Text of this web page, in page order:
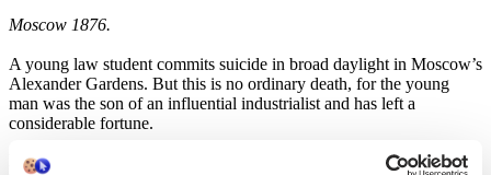
Moscow 1876.
A young law student commits suicide in broad daylight in Moscow’s
Alexander Gardens. But this is no ordinary death, for the young
man was the son of an influential industrialist and has left a
considerable fortune.
Erast Fandorin, a hotheaded new recruit to the Criminal